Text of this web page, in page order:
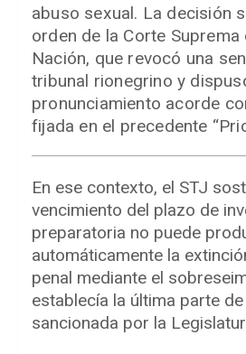
abuso sexual. La decisión
orden de la Corte
Nación, que revocó una
tribunal rionegrino y
pronunciamiento acorde
fijada en el precedente
En ese contexto, el STJ
vencimiento del plazo de
preparatoria no puede
automáticamente la
penal mediante el
establecía la última parte
sancionada por la